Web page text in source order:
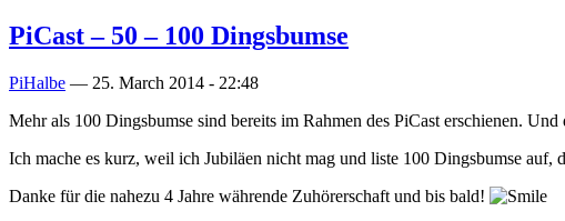
PiCast – 50 – 100 Dingsbumse
PiHalbe — 25. March 2014 - 22:48
Mehr als 100 Dingsbumse sind bereits im Rahmen des PiCast erschienen. Und
Ich mache es kurz, weil ich Jubiläen nicht mag und liste 100 Dingsbumse
Danke für die nahezu 4 Jahre währende Zuhörerschaft und bis bald!